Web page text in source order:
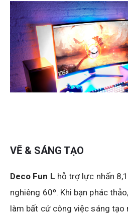
VẼ & SÁNG TẠO
Deco Fun L hỗ trợ lực nhấn
nghiêng 60º. Khi bạn phác
làm bất cứ công việc sáng tạo